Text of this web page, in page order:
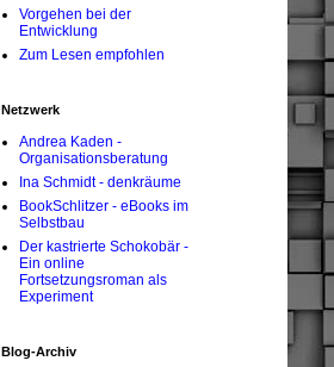
Vorgehen bei der
Entwicklung
Zum Lesen empfohlen
Netzwerk
Andrea Kaden -
Organisationsberatung
Ina Schmidt - denkräume
BookSchlitzer - eBooks im
Selbstbau
Der kastrierte Schokobär -
Ein online
Fortsetzungsroman als
Experiment
Blog-Archiv